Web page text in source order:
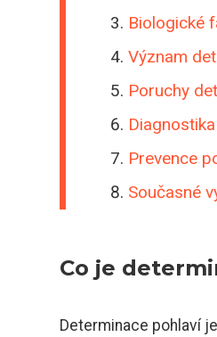
Biologické
Význam
Poruchy
Prevence
Současné
Co je
Determinace pohlaví